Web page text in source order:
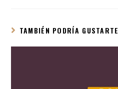
TAMBIÉN PODRÍA GUSTARTE